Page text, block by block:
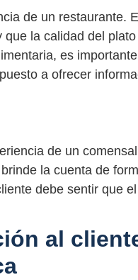
de un restaurante.
la calidad del
es
a ofrecer
de un
la cuenta de
debe sentir que
al